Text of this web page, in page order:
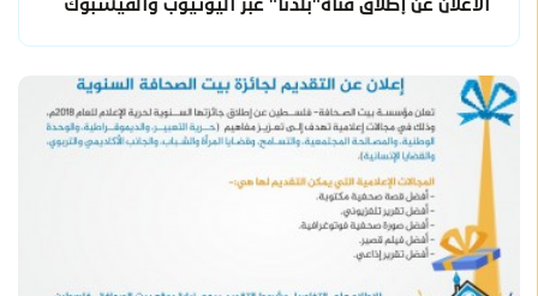
الاعلان عن إطلاق قناة"بلدنا" عبر اليوتيوب والفيسبوك